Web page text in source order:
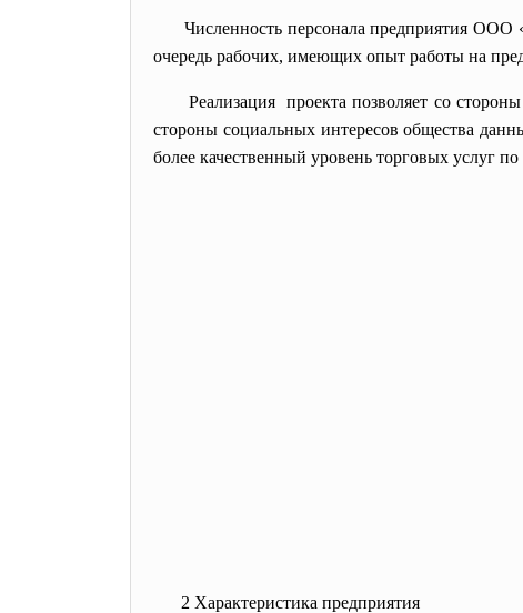
Численность персонала предприятия ООО
очередь рабочих, имеющих опыт работы на
Реализация проекта позволяет со
стороны социальных интересов общества
более качественный уровень торговых услуг
2 Характеристика предприятия